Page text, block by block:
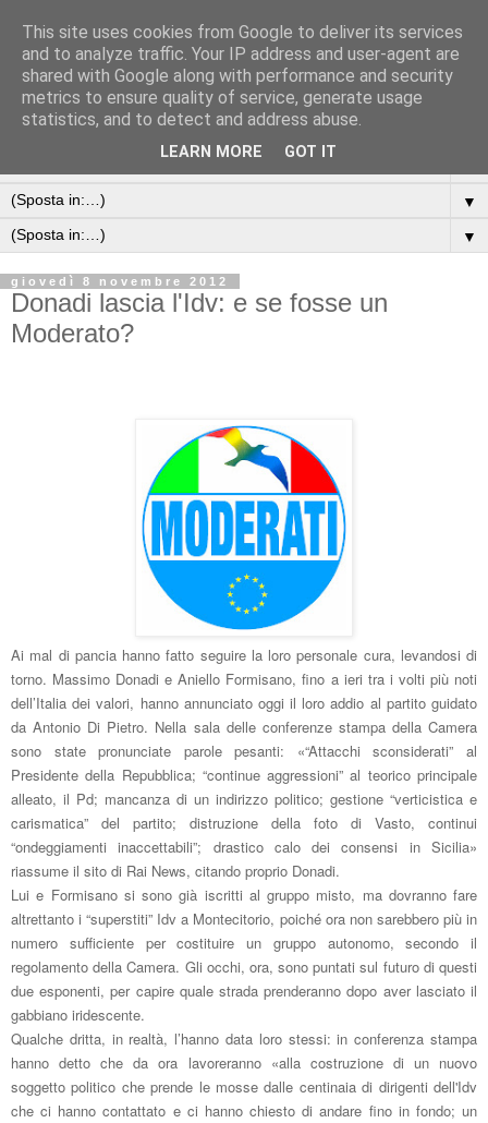
▼
▼
giovedì 8 novembre 2012
Donadi lascia l'Idv: e se fosse un
Moderato?
Ai mal di pancia hanno fatto seguire la loro personale cura, levandosi di
torno. Massimo Donadi e Aniello Formisano, fino a ieri tra i volti più noti
dell’Italia dei valori, hanno annunciato oggi il loro addio al partito guidato
da Antonio Di Pietro. Nella sala delle conferenze stampa della Camera
sono state pronunciate parole pesanti: «“Attacchi sconsiderati” al
Presidente della Repubblica; “continue aggressioni” al teorico principale
alleato, il Pd; mancanza di un indirizzo politico; gestione “verticistica e
carismatica” del partito; distruzione della foto di Vasto, continui
“ondeggiamenti inaccettabili”; drastico calo dei consensi in Sicilia»
riassume il sito di Rai News, citando proprio Donadi.
Lui e Formisano si sono già iscritti al gruppo misto, ma dovranno fare
altrettanto i “superstiti” Idv a Montecitorio, poiché ora non sarebbero più in
numero sufficiente per costituire un gruppo autonomo, secondo il
regolamento della Camera. Gli occhi, ora, sono puntati sul futuro di questi
due esponenti, per capire quale strada prenderanno dopo aver lasciato il
gabbiano iridescente.
Qualche dritta, in realtà, l’hanno data loro stessi: in conferenza stampa
hanno detto che da ora lavoreranno «alla costruzione di un nuovo
soggetto politico che prende le mosse dalle centinaia di dirigenti dell'Idv
che ci hanno contattato e ci hanno chiesto di andare fino in fondo; un
This site uses cookies from Google to deliver its services
and to analyze traffic. Your IP address and user-agent are
shared with Google along with performance and security
metrics to ensure quality of service, generate usage
statistics, and to detect and address abuse.
LEARN MORE GOT IT